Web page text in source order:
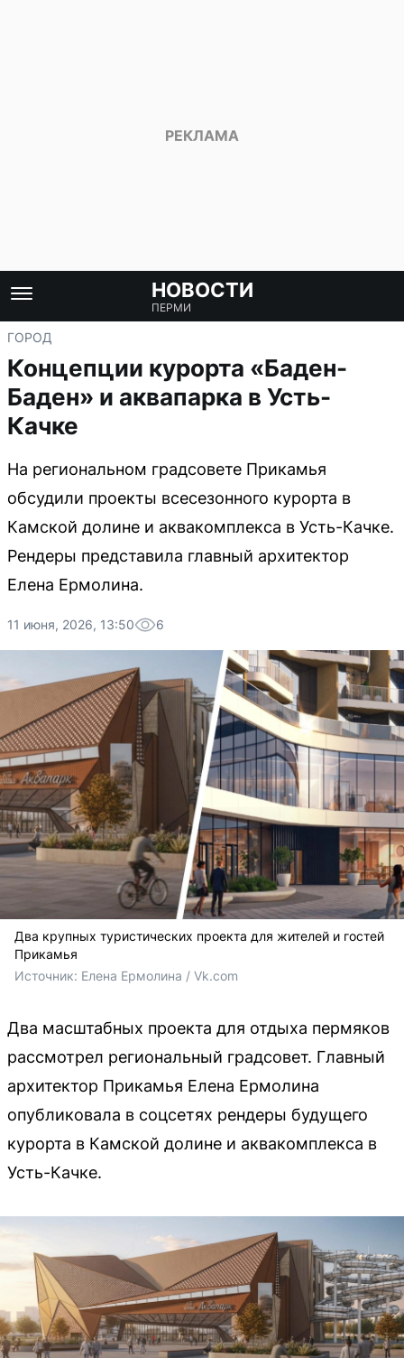
НОВОСТИ
ПЕРМИ
ГОРОД
Концепции курорта «Баден-
Баден» и аквапарка в Усть-
Качке
На региональном градсовете Прикамья
обсудили проекты всесезонного курорта в
Камской долине и аквакомплекса в Усть-Качке.
Рендеры представила главный архитектор
Елена Ермолина.
11 июня, 2026, 13:50 6
Два крупных туристических проекта для жителей и гостей
Прикамья
Источник: Елена Ермолина / Vk.com
Два масштабных проекта для отдыха пермяков
рассмотрел региональный градсовет. Главный
архитектор Прикамья Елена Ермолина
опубликовала в соцсетях рендеры будущего
курорта в Камской долине и аквакомплекса в
Усть-Качке.